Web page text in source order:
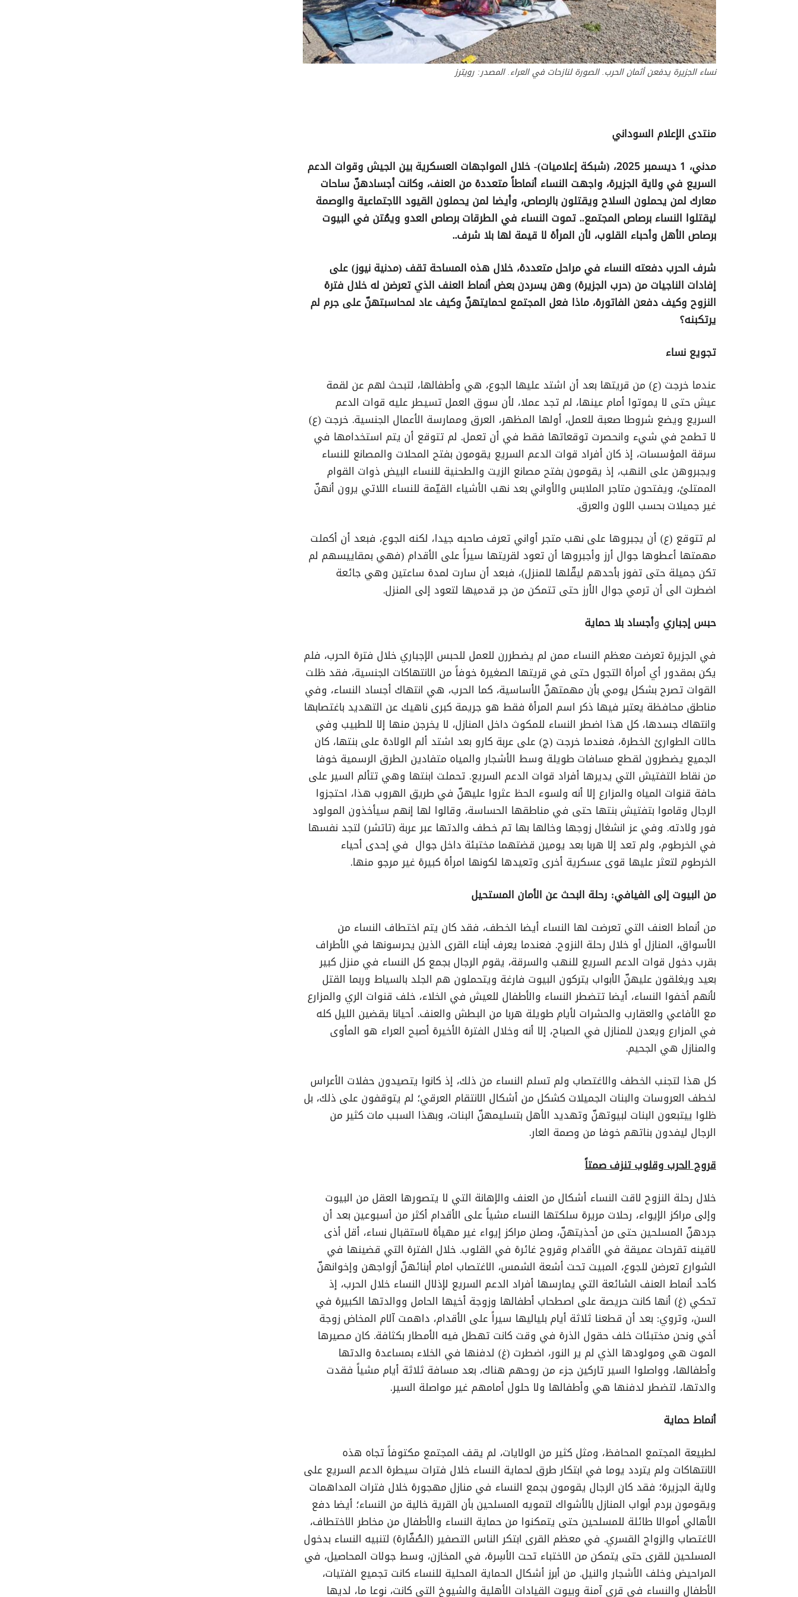
نساء الجزيرة يدفعن أثمان الحرب. الصورة لنازحات في العراء. المصدر: رويترز
منتدى الإعلام السوداني
مدني، 1 ديسمبر 2025، (شبكة إعلاميات)- خلال المواجهات العسكرية بين الجيش وقوات الدعم
السريع في ولاية الجزيرة، واجهت النساء أنماطاً متعددة من العنف، وكانت أجسادهنّ ساحات
معارك لمن يحملون السلاح ويقتلون بالرصاص، وأيضا لمن يحملون القيود الاجتماعية والوصمة
ليقتلوا النساء برصاص المجتمع.. تموت النساء في الطرقات برصاص العدو ويمُتن في البيوت
برصاص الأهل وأحباء القلوب، لأن المرأة لا قيمة لها بلا شرف..
شرف الحرب دفعته النساء في مراحل متعددة، خلال هذه المساحة تقف (مدنية نيوز) على
إفادات الناجيات من (حرب الجزيرة) وهن يسردن بعض أنماط العنف الذي تعرضن له خلال فترة
النزوح وكيف دفعن الفاتورة، ماذا فعل المجتمع لحمايتهنّ وكيف عاد لمحاسبتهنّ على جرم لم
يرتكبنه؟
تجويع نساء
عندما خرجت (ع) من قريتها بعد أن اشتد عليها الجوع، هي وأطفالها، لتبحث لهم عن لقمة
عيش حتى لا يموتوا أمام عينها، لم تجد عملا، لأن سوق العمل تسيطر عليه قوات الدعم
السريع ويضع شروطا صعبة للعمل، أولها المظهر، العرق وممارسة الأعمال الجنسية. خرجت (ع)
لا تطمح في شيء وانحصرت توقعاتها فقط في أن تعمل. لم تتوقع أن يتم استخدامها في
سرقة المؤسسات، إذ كان أفراد قوات الدعم السريع يقومون بفتح المحلات والمصانع للنساء
ويجبروهن على النهب، إذ يقومون بفتح مصانع الزيت والطحنية للنساء البيض ذوات القوام
الممتلئ، ويفتحون متاجر الملابس والأواني بعد نهب الأشياء القيّمة للنساء اللاتي يرون أنهنّ
غير جميلات بحسب اللون والعرق.
لم تتوقع (ع) أن يجبروها على نهب متجر أواني تعرف صاحبه جيدا، لكنه الجوع، فبعد أن أكملت
مهمتها أعطوها جوال أرز وأجبروها أن تعود لقريتها سيراً على الأقدام (فهي بمقاييسهم لم
تكن جميلة حتى تفوز بأحدهم ليقّلها للمنزل)، فبعد أن سارت لمدة ساعتين وهي جائعة
اضطرت الى أن ترمي جوال الأرز حتى تتمكن من جر قدميها لتعود إلى المنزل.
حبس إجباري وأجساد بلا حماية
في الجزيرة تعرضت معظم النساء ممن لم يضطررن للعمل للحبس الإجباري خلال فترة الحرب، فلم
يكن بمقدور أي أمرأة التجول حتى في قريتها الصغيرة خوفاً من الانتهاكات الجنسية، فقد ظلت
القوات تصرح بشكل يومي بأن مهمتهنّ الأساسية، كما الحرب، هي انتهاك أجساد النساء، وفي
مناطق محافظة يعتبر فيها ذكر اسم المرأة فقط هو جريمة كبرى ناهيك عن التهديد باغتصابها
وانتهاك جسدها، كل هذا اضطر النساء للمكوث داخل المنازل، لا يخرجن منها إلا للطبيب وفي
حالات الطوارئ الخطرة، فعندما خرجت (ج) على عربة كارو بعد اشتد ألم الولادة على بنتها، كان
الجميع يضطرون لقطع مسافات طويلة وسط الأشجار والمياه متفادين الطرق الرسمية خوفا
من نقاط التفتيش التي يديرها أفراد قوات الدعم السريع. تحملت ابنتها وهي تتألم السير على
حافة قنوات المياه والمزارع إلا أنه ولسوء الحظ عثروا عليهنّ في طريق الهروب هذا، احتجزوا
الرجال وقاموا بتفتيش بنتها حتى في مناطقها الحساسة، وقالوا لها إنهم سيأخذون المولود
فور ولادته. وفي عز انشغال زوجها وخالها بها تم خطف والدتها عبر عربة (تاتشر) لتجد نفسها
في الخرطوم، ولم تعد إلا هربا بعد يومين قضتهما مختبئة داخل جوال في إحدى أحياء
الخرطوم لتعثر عليها قوى عسكرية أخرى وتعيدها لكونها امرأة كبيرة غير مرجو منها.
من البيوت إلى الفيافي: رحلة البحث عن الأمان المستحيل
من أنماط العنف التي تعرضت لها النساء أيضا الخطف، فقد كان يتم اختطاف النساء من
الأسواق، المنازل أو خلال رحلة النزوح. فعندما يعرف أبناء القرى الذين يحرسونها في الأطراف
بقرب دخول قوات الدعم السريع للنهب والسرقة، يقوم الرجال بجمع كل النساء في منزل كبير
بعيد ويغلقون عليهنّ الأبواب يتركون البيوت فارغة ويتحملون هم الجلد بالسياط وربما القتل
لأنهم أخفوا النساء، أيضا تتضطر النساء والأطفال للعيش في الخلاء، خلف قنوات الري والمزارع
مع الأفاعي والعقارب والحشرات لأيام طويلة هربا من البطش والعنف. أحيانا يقضين الليل كله
في المزارع ويعدن للمنازل في الصباح، إلا أنه وخلال الفترة الأخيرة أصبح العراء هو المأوى
والمنازل هي الجحيم.
كل هذا لتجنب الخطف والاغتصاب ولم تسلم النساء من ذلك، إذ كانوا يتصيدون حفلات الأعراس
لخطف العروسات والبنات الجميلات كشكل من أشكال الانتقام العرقي؛ لم يتوقفون على ذلك، بل
ظلوا ييتبعون البنات لبيوتهنّ وتهديد الأهل بتسليمهنّ البنات، وبهذا السبب مات كثير من
الرجال ليفدون بناتهم خوفا من وصمة العار.
قروح الحرب وقلوب تنزف صمتاً
خلال رحلة النزوح لاقت النساء أشكال من العنف والإهانة التي لا يتصورها العقل من البيوت
وإلى مراكز الإيواء، رحلات مريرة سلكتها النساء مشياً على الأقدام أكثر من أسبوعين بعد أن
جردهنّ المسلحين حتى من أحذيتهنّ، وصلن مراكز إيواء غير مهيأة لاستقبال نساء، أقل أذى
لاقينه تقرحات عميقة في الأقدام وقروح غائرة في القلوب. خلال الفترة التي قضينها في
الشوارع تعرضن للجوع، المبيت تحت أشعة الشمس، الاغتصاب امام أبنائهنّ أزواجهن وإخوانهنّ
كأحد أنماط العنف الشائعة التي يمارسها أفراد الدعم السريع لإذلال النساء خلال الحرب، إذ
تحكي (غ) أنها كانت حريصة على اصطحاب أطفالها وزوجة أخيها الحامل ووالدتها الكبيرة في
السن، وتروي: بعد أن قطعنا ثلاثة أيام بلياليها سيراً على الأقدام، داهمت آلام المخاض زوجة
أخي ونحن مختبئات خلف حقول الذرة في وقت كانت تهطل فيه الأمطار بكثافة. كان مصيرها
الموت هي ومولودها الذي لم ير النور، اضطرت (غ) لدفنها في الخلاء بمساعدة والدتها
وأطفالها، وواصلوا السير تاركين جزء من روحهم هناك، بعد مسافة ثلاثة أيام مشياً فقدت
والدتها، لتضطر لدفنها هي وأطفالها ولا حلول أمامهم غير مواصلة السير.
أنماط حماية
لطبيعة المجتمع المحافظ، ومثل كثير من الولايات، لم يقف المجتمع مكتوفاً تجاه هذه
الانتهاكات ولم يتردد يوما في ابتكار طرق لحماية النساء خلال فترات سيطرة الدعم السريع على
ولاية الجزيرة؛ فقد كان الرجال يقومون بجمع النساء في منازل مهجورة خلال فترات المداهمات
ويقومون بردم أبواب المنازل بالأشواك لتمويه المسلحين بأن القرية خالية من النساء؛ أيضا دفع
الأهالي أموالا طائلة للمسلحين حتى يتمكنوا من حماية النساء والأطفال من مخاطر الاختطاف،
الاغتصاب والزواج القسري. في معظم القرى ابتكر الناس التصفير (الصُفّارة) لتنبيه النساء بدخول
المسلحين للقرى حتى يتمكن من الاختباء تحت الأسِرة، في المخازن، وسط جولات المحاصيل، في
المراحيض وخلف الأشجار والنيل. من أبرز أشكال الحماية المحلية للنساء كانت تجميع الفتيات،
الأطفال والنساء في قرى آمنة وبيوت القيادات الأهلية والشيوخ التي كانت، نوعا ما، لديها